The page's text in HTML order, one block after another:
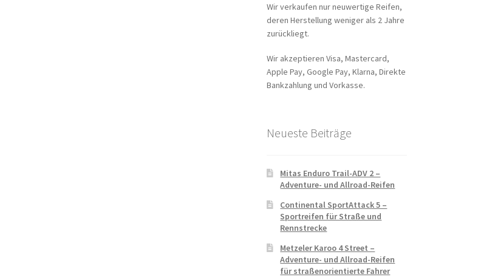
Wir verkaufen nur neuwertige Reifen,
deren Herstellung weniger als 2 Jahre
zurückliegt.
Wir akzeptieren Visa, Mastercard,
Apple Pay, Google Pay, Klarna, Direkte
Bankzahlung und Vorkasse.
Neueste Beiträge
Mitas Enduro Trail-ADV 2 –
Adventure- und Allroad-Reifen
Continental SportAttack 5 –
Sportreifen für Straße und
Rennstrecke
Metzeler Karoo 4 Street –
Adventure- und Allroad-Reifen
für straßenorientierte Fahrer